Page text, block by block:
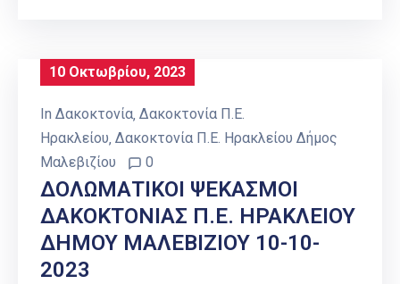
10 Οκτωβρίου, 2023
In Δακοκτονία‚ Δακοκτονία Π.Ε.
Ηρακλείου‚ Δακοκτονία Π.Ε. Ηρακλείου Δήμος
Μαλεβιζίου
0
ΔΟΛΩΜΑΤΙΚΟΙ ΨΕΚΑΣΜΟΙ
ΔΑΚΟΚΤΟΝΙΑΣ Π.Ε. ΗΡΑΚΛΕΙΟΥ
ΔΗΜΟΥ ΜΑΛΕΒΙΖΙΟΥ 10-10-
2023